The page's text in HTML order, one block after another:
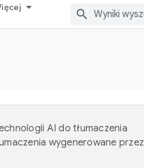
AI do tłumaczenia
wygenerowane przez